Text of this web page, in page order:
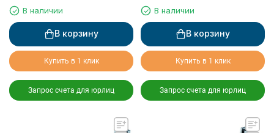
В наличии
В корзину
Купить в 1 клик
Запрос счета для юрлиц
В наличии
В корзину
Купить в 1 клик
Запрос счета для юрлиц